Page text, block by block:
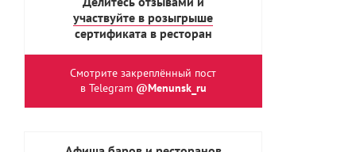
участвуйте в розыгрыше
сертификата в ресторан
Смотрите закреплённый пост
в Telegram @Menunsk_ru